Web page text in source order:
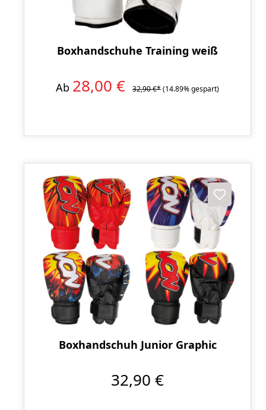
Boxhandschuhe Training weiß
Ab 28,00 € 32,90 €*(14.89% gespart)
Boxhandschuh Junior Graphic
32,90 €